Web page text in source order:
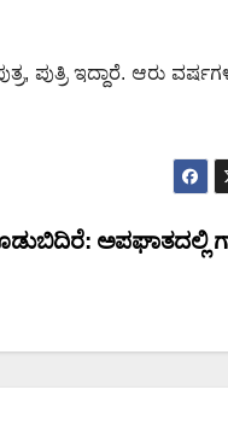
ಪುತ್ರಿ ಇದ್ದಾರೆ. ಆರು
ಅಪಘಾತದಲ್ಲಿ